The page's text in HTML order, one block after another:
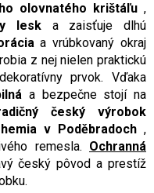
olovnatého krištáľu ,
leska zaisťuje dlhú
a vrúbkovaný okraj
z nej nielen praktickú
prvok. Vďaka
a bezpečne stojí na
český výrobok
v Poděbradoch ,
remesla. Ochranná
český pôvod a prestíž